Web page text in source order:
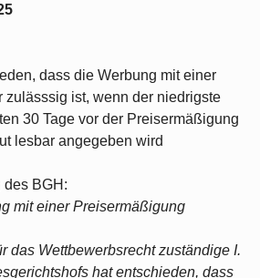
dass die Werbung mit einer
zulässsig ist, wenn der niedrigste
30 Tage vor der Preisermäßigung
lesbar angegeben wird
des BGH:
mit einer Preisermäßigung
das Wettbewerbsrecht zuständige I.
hat entschieden, dass